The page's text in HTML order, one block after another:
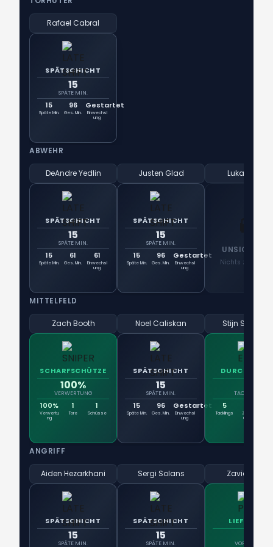
Rafael Cabral
SPÄTSCHICHT
15
SPÄTE MIN.
15
Späte Min.
96
Ges. Min.
Gestartet
Einwechsl
ung
ABWEHR
DeAndre Yedlin
SPÄTSCHICHT
15
SPÄTE MIN.
15
Späte Min.
61
Ges. Min.
61
Einwechsl
ung
Justen Glad
SPÄTSCHICHT
15
SPÄTE MIN.
15
Späte Min.
96
Ges. Min.
Gestartet
Einwechsl
ung
Lukas Engel
Nichts zu
MITTELFELD
Zach Booth
SCHARFSCHÜTZE
100%
VERWERTUNG
100%
Verwertu
ng
1
Tore
1
Schüsse
Noel Caliskan
SPÄTSCHICHT
15
SPÄTE MIN.
15
Späte Min.
96
Ges. Min.
Gestartet
Einwechsl
ung
Stijn
TACKLINGS
5
Tacklings
Zweik.
Gew.
ANGRIFF
Aiden Hezarkhani
SPÄTSCHICHT
15
SPÄTE MIN.
Sergi Solans
SPÄTSCHICHT
15
SPÄTE MIN.
Zavier Gozo
LIEFERANT
VORLAGEN